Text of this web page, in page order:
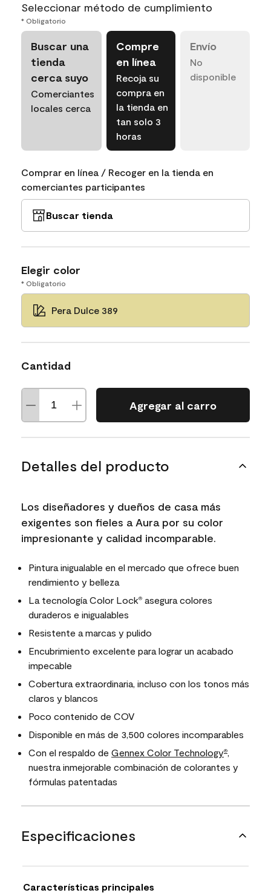
Seleccionar método de cumplimiento
* Obligatorio
Buscar una
tienda
cerca suyo
Comerciantes
locales cerca
Compre
en línea
Recoja su
compra en
la tienda en
tan solo 3
horas
Envío
No
disponible
Comprar en línea / Recoger en la tienda en
comerciantes participantes
Buscar tienda
Elegir color
* Obligatorio
Pera Dulce 389
Cantidad
Agregar al carro
Detalles del producto
Los diseñadores y dueños de casa más
exigentes son fieles a Aura por su color
impresionante y calidad incomparable.
Pintura inigualable en el mercado que ofrece buen
rendimiento y belleza
La tecnología Color Lock® asegura colores
duraderos e inigualables
Resistente a marcas y pulido
Encubrimiento excelente para lograr un acabado
impecable
Cobertura extraordinaria, incluso con los tonos más
claros y blancos
Poco contenido de COV
Disponible en más de 3,500 colores incomparables
Con el respaldo de Gennex Color Technology®,
nuestra inmejorable combinación de colorantes y
fórmulas patentadas
Especificaciones
Características principales